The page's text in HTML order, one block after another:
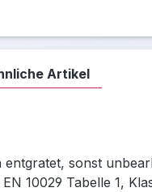
Artikel
sonst
10029 Tabelle 1,